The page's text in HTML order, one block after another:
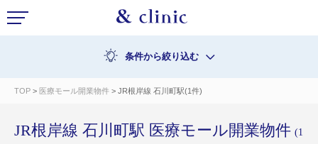
条件から絞り込む
TOP > 医療モール開業物件 > JR根岸線 石川町駅(1件)
JR根岸線 石川町駅 医療モール開業物件 (1